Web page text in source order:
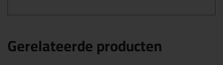
Gerelateerde producten